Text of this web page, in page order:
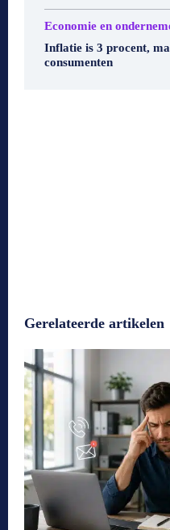
Economie en
Inflatie is 3 procent,
consumenten
Gerelateerde artikelen